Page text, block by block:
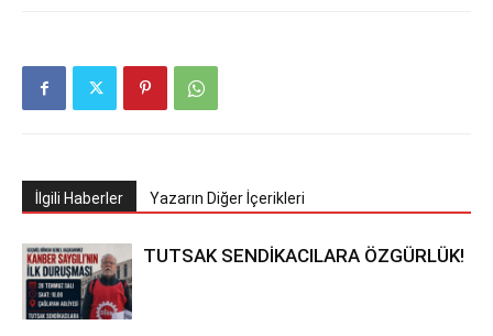
İlgili Haberler Yazarın Diğer İçerikleri
TUTSAK SENDİKACILARA ÖZGÜRLÜK!